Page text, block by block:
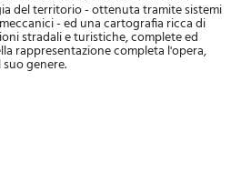
del territorio - ottenuta tramite sistemi
- ed una cartografia ricca di
stradali e turistiche, complete ed
rappresentazione completa l'opera,
genere.